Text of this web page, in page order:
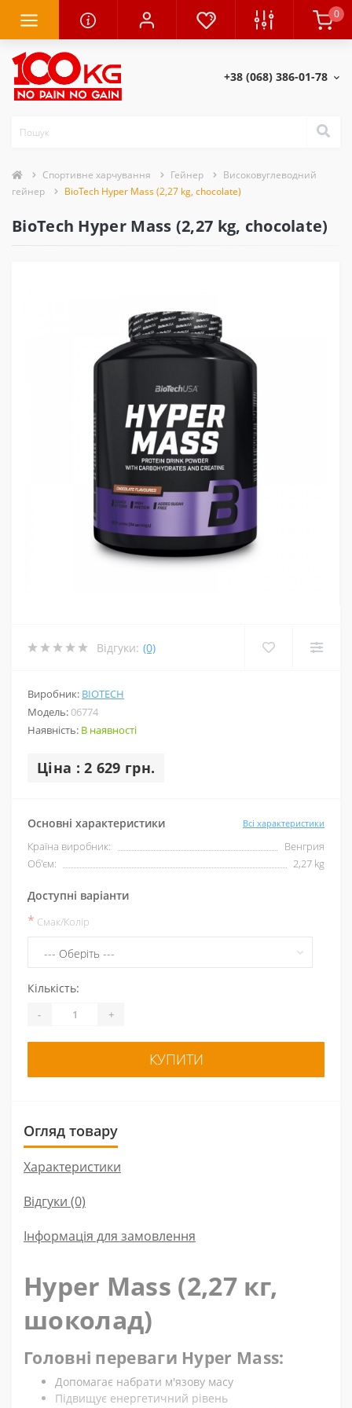
0
+38 (068) 386-01-78
Спортивне харчування Гейнер
Високовуглеводний
гейнер
BioTech Hyper Mass (2,27 kg, chocolate)
BioTech Hyper Mass (2,27 kg, chocolate)
Відгуки: (0)
Виробник: BIOTECH
Модель:06774
Наявність: В наявності
Ціна : 2 629 грн.
Основні характеристики Всі характеристики
Країна виробник:
Венгрия
Об'єм:
2,27 kg
Доступні варіанти
* Смак/Колір
Кількість:
- +
КУПИТИ
Огляд товару
Характеристики
Відгуки (0)
Інформація для замовлення
Hyper Mass (2,27 кг,
шоколад)
Головні переваги Hyper Mass:
Допомагає набрати м'язову масу
Підвищує енергетичний рівень